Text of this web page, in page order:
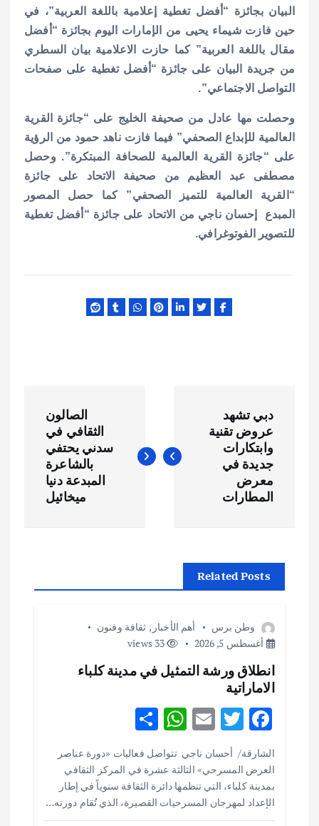
البيان بجائزة “أفضل تغطية إعلامية باللغة العربية”، في
حين فازت شيماء يحيى من الإمارات اليوم بجائزة “أفضل
مقال باللغة العربية” كما حازت الاعلامية بيان السطري
من جريدة البيان على جائزة “أفضل تغطية على صفحات
التواصل الاجتماعي”.
وحصلت مها عادل من صحيفة الخليج على “جائزة القرية
العالمية للإبداع الصحفي” فيما فازت ناهد حمود من الرؤية
على “جائزة القرية العالمية للصحافة المبتكرة”. وحصل
مصطفى عبد العظيم من صحيفة الاتحاد على جائزة
“القرية العالمية للتميز الصحفي” كما حصل المصور
المبدع إحسان ناجي من الاتحاد على جائزة “أفضل تغطية
للتصوير الفوتوغرافي.
ص
ت
دبي تشهد
عروض تقنية
وابتكارات
جديدة في
معرض
المطارات
الصالون
الثقافي في
سدني يحتفي
بالشاعرة
المبدعة دنيا
ميخائيل
Related Posts
وطن برس أهم الأخبار , ثقافة وفنون
أغسطس 5, 2026
33 views
انطلاق ورشة التمثيل في مدينة كلباء
الاماراتية
F
ac
e
b
o
T
w
it
te
r
E
ai
l
W
h
at
s
A
h
ar
e
الشارقة/ أحسان ناجي تتواصل فعاليات «دورة عناصر
العرض المسرحي» الثالثة عشرة في المركز الثقافي
بمدينة كلباء، التي تنظمها دائرة الثقافة سنوياً في إطار
الإعداد لمهرجان المسرحيات القصيرة، الذي تُقام دورته…